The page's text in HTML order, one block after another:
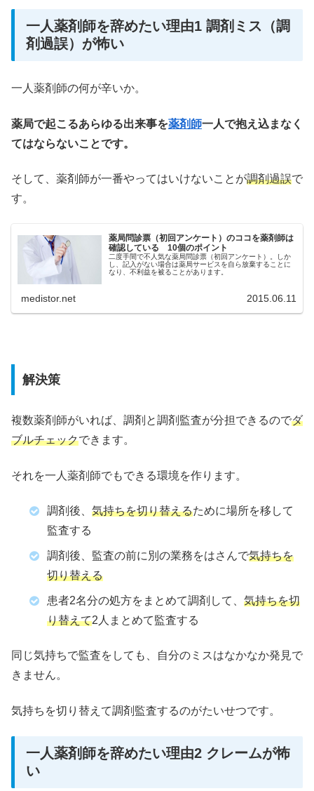
一人薬剤師を辞めたい理由1 調剤ミス（調
剤過誤）が怖い
一人薬剤師の何が辛いか。
薬局で起こるあらゆる出来事を薬剤師一人で抱え込まなく
てはならないことです。
そして、薬剤師が一番やってはいけないことが調剤過誤で
す。
薬局問診票（初回アンケート）のココを薬剤師は
確認している 10個のポイント
二度手間で不人気な薬局問診票（初回アンケート）。しか
し、記入がない場合は薬局サービスを自ら放棄することに
なり、不利益を被ることがあります。
medistor.net 2015.06.11
解決策
複数薬剤師がいれば、調剤と調剤監査が分担できるのでダ
ブルチェックできます。
それを一人薬剤師でもできる環境を作ります。
調剤後、 気持ちを切り替えるために場所を移して
監査する
調剤後、監査の前に別の業務をはさんで気持ちを
切り替える
患者2名分の処方をまとめて調剤して、 気持ちを切
り替えて2人まとめて監査する
同じ気持ちで監査をしても、自分のミスはなかなか発見で
きません。
気持ちを切り替えて調剤監査するのがたいせつです。
一人薬剤師を辞めたい理由2 クレームが怖
い